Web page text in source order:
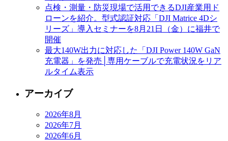
点検・測量・防災現場で活用できるDJI産業用ド
ローンを紹介。型式認証対応「DJI Matrice 4Dシ
リーズ」導入セミナーを8月21日（金）に福井で
開催
最大140W出力に対応した「DJI Power 140W GaN
充電器」を発売│専用ケーブルで充電状況をリア
ルタイム表示
アーカイブ
2026年8月
2026年7月
2026年6月